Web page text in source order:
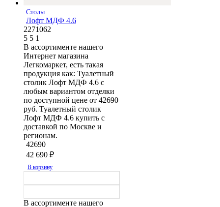
Столы
Лофт МДФ 4.6
2271062
5 5 1
В ассортименте нашего
Интернет магазина
Легкомаркет, есть такая
продукция как: Туалетный
столик Лофт МДФ 4.6 с
любым вариантом отделки
по доступной цене от 42690
руб. Туалетный столик
Лофт МДФ 4.6 купить с
доставкой по Москве и
регионам.
42690
42 690 ₽
В корзину
В ассортименте нашего